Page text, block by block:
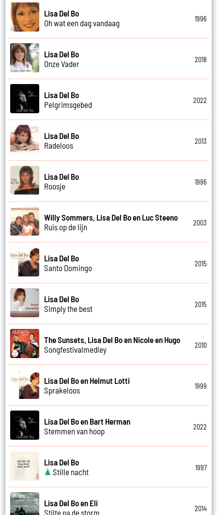
Lisa Del Bo
Oh wat een dag vandaag
1996
Lisa Del Bo
Onze Vader
2018
Lisa Del Bo
Pelgrimsgebed
2022
Lisa Del Bo
Radeloos
2013
Lisa Del Bo
Roosje
1996
Willy Sommers, Lisa Del Bo en Luc Steeno
Ruis op de lijn
2003
Lisa Del Bo
Santo Domingo
2015
Lisa Del Bo
Simply the best
2015
The Sunsets, Lisa Del Bo en Nicole en Hugo
Songfestivalmedley
2010
Lisa Del Bo en Helmut Lotti
Sprakeloos
1999
Lisa Del Bo en Bart Herman
Stemmen van hoop
2022
Lisa Del Bo
Stille nacht
1997
Lisa Del Bo en Eli
Stilte na de storm
2014